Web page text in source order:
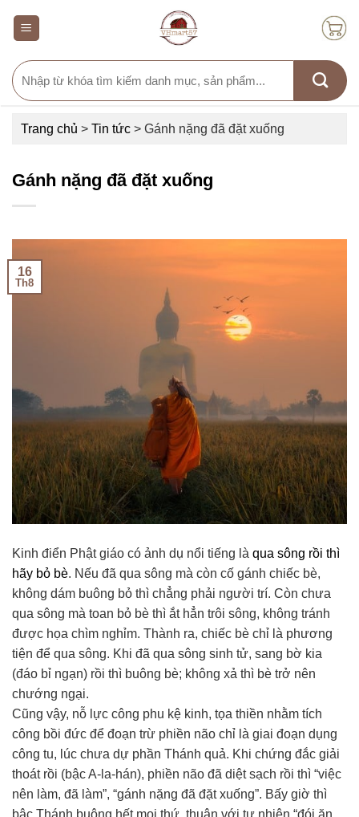
Search
for:
Trang chủ > Tin tức > Gánh nặng đã đặt xuống
Gánh nặng đã đặt xuống
16
Th8
Kinh điển Phật giáo có ảnh dụ nổi tiếng là qua sông rồi thì
hãy bỏ bè. Nếu đã qua sông mà còn cố gánh chiếc bè,
không dám buông bỏ thì chẳng phải người trí. Còn chưa
qua sông mà toan bỏ bè thì ắt hẳn trôi sông, không tránh
được họa chìm nghỉm. Thành ra, chiếc bè chỉ là phương
tiện để qua sông. Khi đã qua sông sinh tử, sang bờ kia
(đáo bỉ ngạn) rồi thì buông bè; không xả thì bè trở nên
chướng ngại.
Cũng vậy, nỗ lực công phu kệ kinh, tọa thiền nhằm tích
công bồi đức để đoạn trừ phiền não chỉ là giai đoạn dụng
công tu, lúc chưa dự phần Thánh quả. Khi chứng đắc giải
thoát rồi (bậc A-la-hán), phiền não đã diệt sạch rồi thì “việc
nên làm, đã làm”, “gánh nặng đã đặt xuống”. Bấy giờ thì